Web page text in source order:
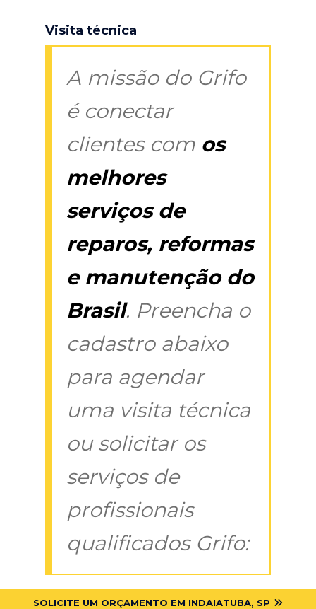
Visita técnica
A missão do Grifo
é conectar
clientes com os
melhores
serviços de
reparos, reformas
e manutenção do
Brasil. Preencha o
cadastro abaixo
para agendar
uma visita técnica
ou solicitar os
serviços de
profissionais
qualificados Grifo:
SOLICITE UM ORÇAMENTO EM INDAIATUBA, SP